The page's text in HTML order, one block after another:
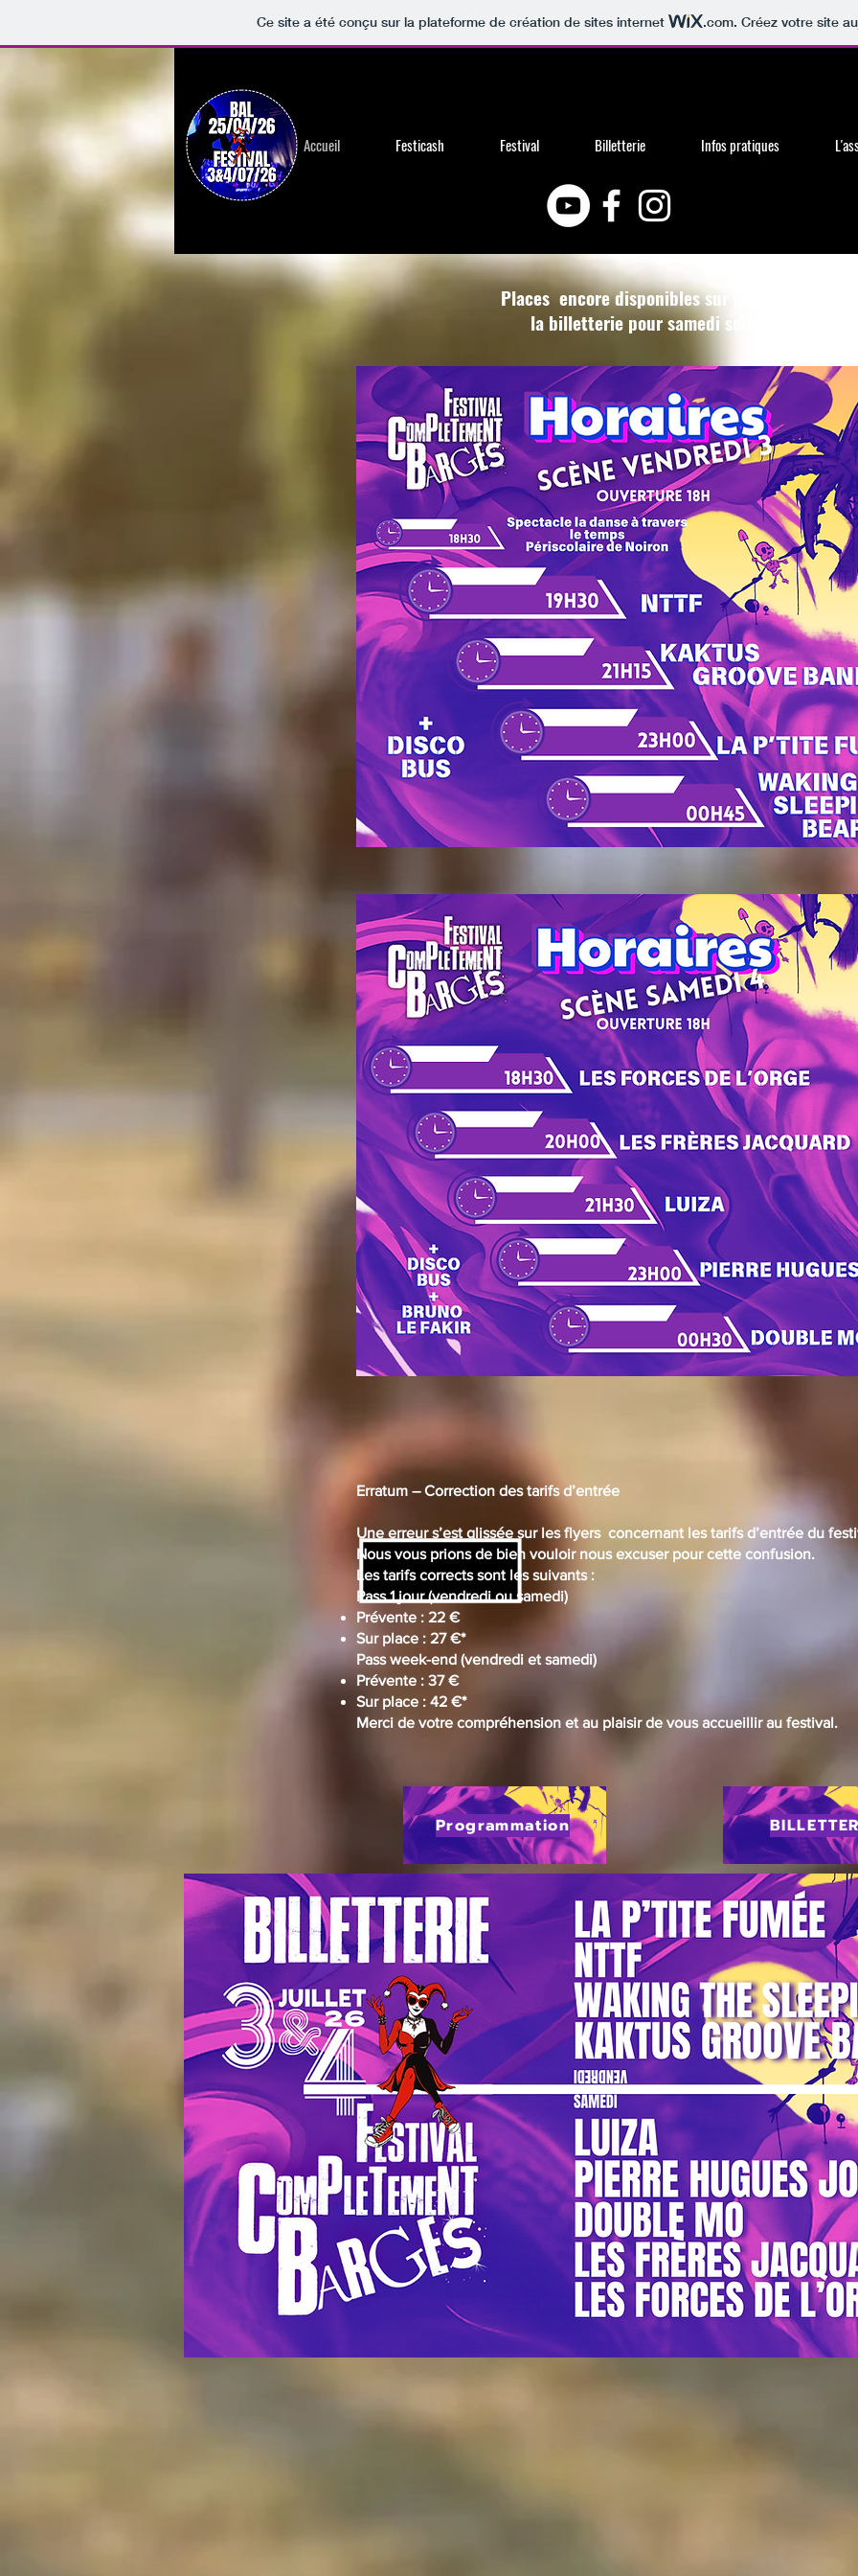
Ce site a été conçu sur la plateforme de création de sites internet .com. Créez votre site
Accueil Festicash Festival Billetterie Infos pratiques
Places encore disponibles sur place à
la billetterie pour samedi soir.
Erratum – Correction des tarifs d’entrée
Une erreur s’est glissée sur les flyers concernant les tarifs d’entrée du
Nous vous prions de bien vouloir nous excuser pour cette confusion.
Les tarifs corrects sont les suivants :
Pass 1 jour (vendredi ou samedi)
Prévente : 22 €
Sur place : 27 €*
Pass week-end (vendredi et samedi)
Prévente : 37 €
Sur place : 42 €*
Merci de votre compréhension et au plaisir de vous accueillir au festival.
Programmation